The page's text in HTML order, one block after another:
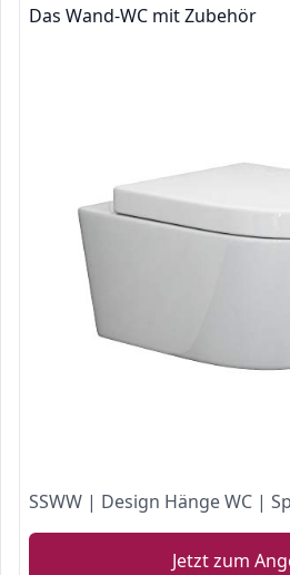
Das Wand-WC mit Zubehör
Jetzt zum